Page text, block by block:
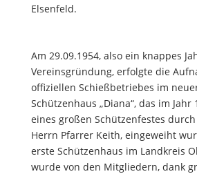
Elsenfeld.
Am 29.09.1954, also ein knappes
Vereinsgründung, erfolgte die
offiziellen Schießbetriebes im
Schützenhaus „Diana“, das im Jahr
eines großen Schützenfestes
Herrn Pfarrer Keith, eingeweiht
erste Schützenhaus im Landkreis
wurde von den Mitgliedern, dank